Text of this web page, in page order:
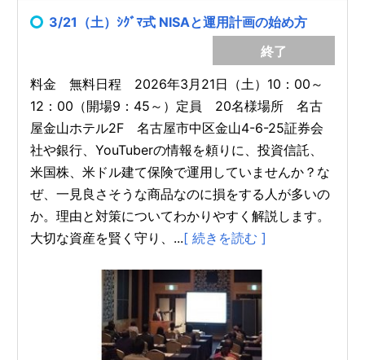
3/21（土）ｼｸﾞﾏ式 NISAと運用計画の始め方
終了
料金 無料日程 2026年3月21日（土）10：00～
12：00（開場9：45～）定員 20名様場所 名古
屋金山ホテル2F 名古屋市中区金山4-6-25証券会
社や銀行、YouTuberの情報を頼りに、投資信託、
米国株、米ドル建て保険で運用していませんか？な
ぜ、一見良さそうな商品なのに損をする人が多いの
か。理由と対策についてわかりやすく解説します。
大切な資産を賢く守り、...[ 続きを読む ]